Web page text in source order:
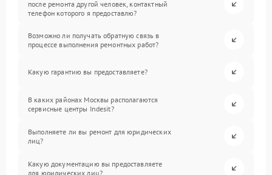
после ремонта другой человек, контактный
телефон которого я предоставлю?
Возможно ли получать обратную связь в
процессе выполнения ремонтных работ?
Какую гарантию вы предоставляете?
В каких районах Москвы располагаются
сервисные центры Indesit?
Выполняете ли вы ремонт для юридических
лиц?
Какую документацию вы предоставляете
для юридических лиц?